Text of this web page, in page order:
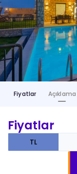
Fiyatlar Açıklama
Fiyatlar
TL